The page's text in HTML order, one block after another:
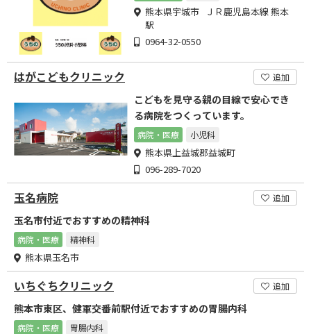
熊本県宇城市 ＪＲ鹿児島本線 熊本
駅
0964-32-0550
はがこどもクリニック 追加
こどもを見守る親の目線で安心でき
る病院をつくっています。
病院・医療 小児科
熊本県上益城郡益城町
096-289-7020
玉名病院 追加
玉名市付近でおすすめの精神科
病院・医療 精神科
熊本県玉名市
いちぐちクリニック 追加
熊本市東区、健軍交番前駅付近でおすすめの胃腸内科
病院・医療 胃腸内科